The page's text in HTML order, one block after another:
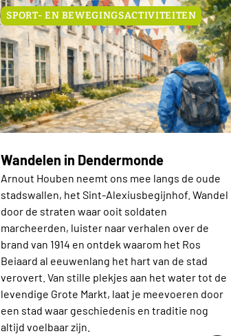
SPORT- EN BEWEGINGSACTIVITEITEN
Wandelen in Dendermonde
Arnout Houben neemt ons mee langs de oude
stadswallen, het Sint-Alexiusbegijnhof. Wandel
door de straten waar ooit soldaten
marcheerden, luister naar verhalen over de
brand van 1914 en ontdek waarom het Ros
Beiaard al eeuwenlang het hart van de stad
verovert. Van stille plekjes aan het water tot de
levendige Grote Markt, laat je meevoeren door
een stad waar geschiedenis en traditie nog
altijd voelbaar zijn.